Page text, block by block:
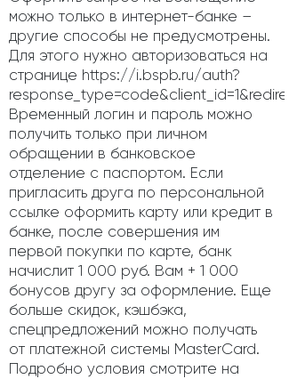
можно только в интернет-банке –
другие способы не предусмотрены.
Для этого нужно авторизоваться на
странице https://i.bspb.ru/auth?
Временный логин и пароль можно
получить только при личном
обращении в банковское
отделение с паспортом. Если
пригласить друга по персональной
ссылке оформить карту или кредит в
банке, после совершения им
первой покупки по карте, банк
начислит 1 000 руб. Вам + 1 000
бонусов другу за оформление. Еще
больше скидок, кэшбэка,
спецпредложений можно получать
от платежной системы MasterCard.
Подробно условия смотрите на